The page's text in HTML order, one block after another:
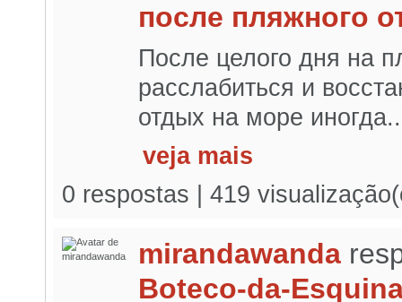
после пляжного
После целого дня на
расслабиться и
отдых на море
veja mais
0 respostas | 419
mirandawanda
Boteco-da-